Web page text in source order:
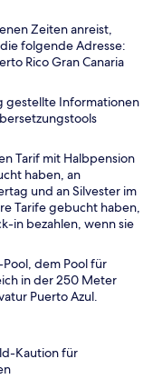
Zeiten anreist,
folgende Adresse:
Rico Gran Canaria
gestellte Informationen
Tarif mit Halbpension
haben, an
und an Silvester im
Tarife gebucht haben,
in bezahlen, wenn sie
dem Pool für
in der 250 Meter
Puerto Azul.
Kaution für